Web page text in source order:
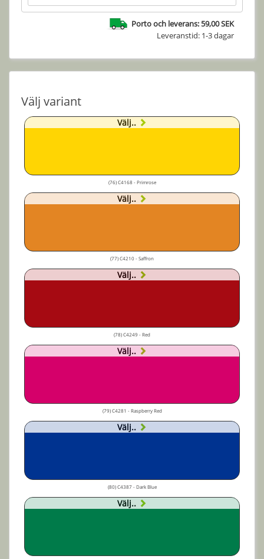
Porto och leverans: 59,00 SEK
Leveranstid: 1-3 dagar
Välj variant
Välj..
(76) C4168 - Primrose
Välj..
(77) C4210 - Saffron
Välj..
(78) C4249 - Red
Välj..
(79) C4281 - Raspberry Red
Välj..
(80) C4387 - Dark Blue
Välj..